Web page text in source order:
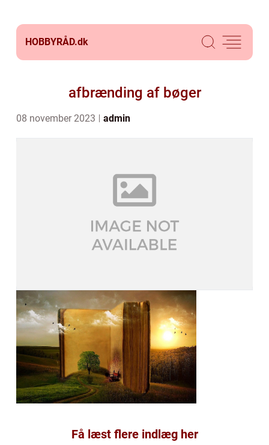
HOBBYRÅD.dk
afbrænding af bøger
08 november 2023 admin
Få læst flere indlæg her